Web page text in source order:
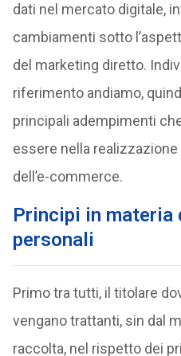
dati nel mercato digitale,
cambiamenti sotto
del marketing diretto.
riferimento andiamo,
principali adempimenti
essere nella
dell’e-commerce.
Principi in materia
personali
Primo tra tutti, il titolare
vengano trattanti, sin dal
raccolta, nel rispetto dei